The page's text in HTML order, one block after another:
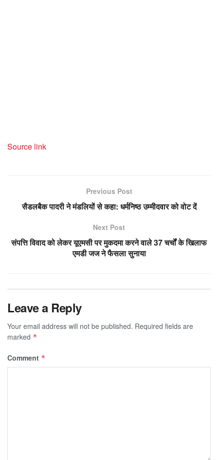
Source link
Previous Post
सैडलबैक पादरी ने मंडलियों से कहा: धर्मनिष्ठ उम्मीदवार को वोट दें
Next Post
संपत्ति विवाद को लेकर यूएमसी पर मुकदमा करने वाले 37 चर्चों के खिलाफ
एमडी जज ने फैसला सुनाया
Leave a Reply
Your email address will not be published. Required fields are
marked *
Comment *